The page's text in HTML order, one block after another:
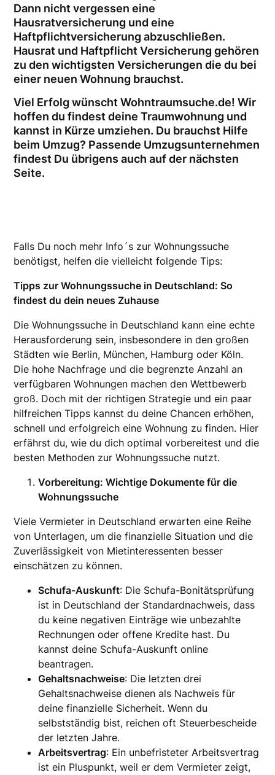
Dann nicht vergessen eine
Hausratversicherung und eine
Haftpflichtversicherung abzuschließen.
Hausrat und Haftpflicht Versicherung gehören
zu den wichtigsten Versicherungen die du bei
einer neuen Wohnung brauchst.
Viel Erfolg wünscht Wohntraumsuche.de! Wir
hoffen du findest deine Traumwohnung und
kannst in Kürze umziehen. Du brauchst Hilfe
beim Umzug? Passende Umzugsunternehmen
findest Du übrigens auch auf der nächsten
Seite.
Falls Du noch mehr Info´s zur Wohnungssuche
benötigst, helfen die vielleicht folgende Tips:
Tipps zur Wohnungssuche in Deutschland: So
findest du dein neues Zuhause
Die Wohnungssuche in Deutschland kann eine echte
Herausforderung sein, insbesondere in den großen
Städten wie Berlin, München, Hamburg oder Köln.
Die hohe Nachfrage und die begrenzte Anzahl an
verfügbaren Wohnungen machen den Wettbewerb
groß. Doch mit der richtigen Strategie und ein paar
hilfreichen Tipps kannst du deine Chancen erhöhen,
schnell und erfolgreich eine Wohnung zu finden. Hier
erfährst du, wie du dich optimal vorbereitest und die
besten Methoden zur Wohnungssuche nutzt.
Vorbereitung: Wichtige Dokumente für die
Wohnungssuche
Viele Vermieter in Deutschland erwarten eine Reihe
von Unterlagen, um die finanzielle Situation und die
Zuverlässigkeit von Mietinteressenten besser
einschätzen zu können.
Schufa-Auskunft: Die Schufa-Bonitätsprüfung
ist in Deutschland der Standardnachweis, dass
du keine negativen Einträge wie unbezahlte
Rechnungen oder offene Kredite hast. Du
kannst deine Schufa-Auskunft online
beantragen.
Gehaltsnachweise: Die letzten drei
Gehaltsnachweise dienen als Nachweis für
deine finanzielle Sicherheit. Wenn du
selbstständig bist, reichen oft Steuerbescheide
der letzten Jahre.
Arbeitsvertrag: Ein unbefristeter Arbeitsvertrag
ist ein Pluspunkt, weil er dem Vermieter zeigt,